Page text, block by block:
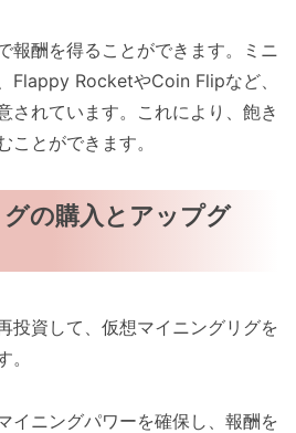
報酬を得ることができます。ミニ
Flappy RocketやCoin Flipなど、
されています。これにより、飽き
ことができます。
の購入とアップグ
投資して、仮想マイニングリグを
イニングパワーを確保し、報酬を